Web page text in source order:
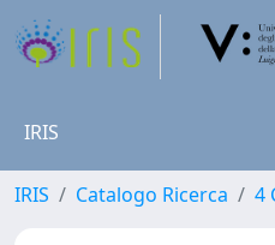
IRIS
IRIS Catalogo Ricerca 4